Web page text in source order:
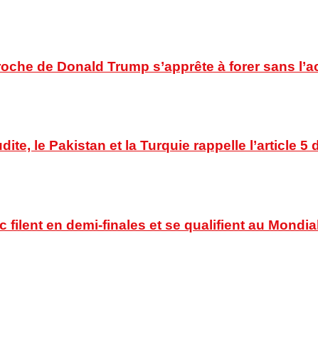
de Donald Trump s’apprête à forer sans
le Pakistan et la Turquie rappelle l’article 5
filent en demi-finales et se qualifient au